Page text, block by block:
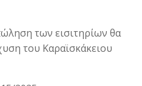
των εισιτηρίων θα
του Καραϊσκάκειου